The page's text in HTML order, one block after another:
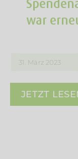
war
31. März 2023
JETZT